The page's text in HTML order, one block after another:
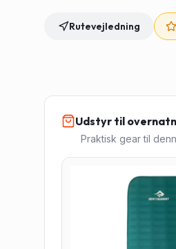
Rutevejledning
Udstyr til
Praktisk gear til